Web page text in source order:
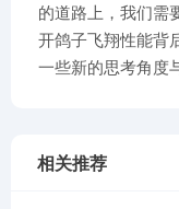
的道路上，我们需
开鸽子飞翔性能背
一些新的思考角度
相关推荐